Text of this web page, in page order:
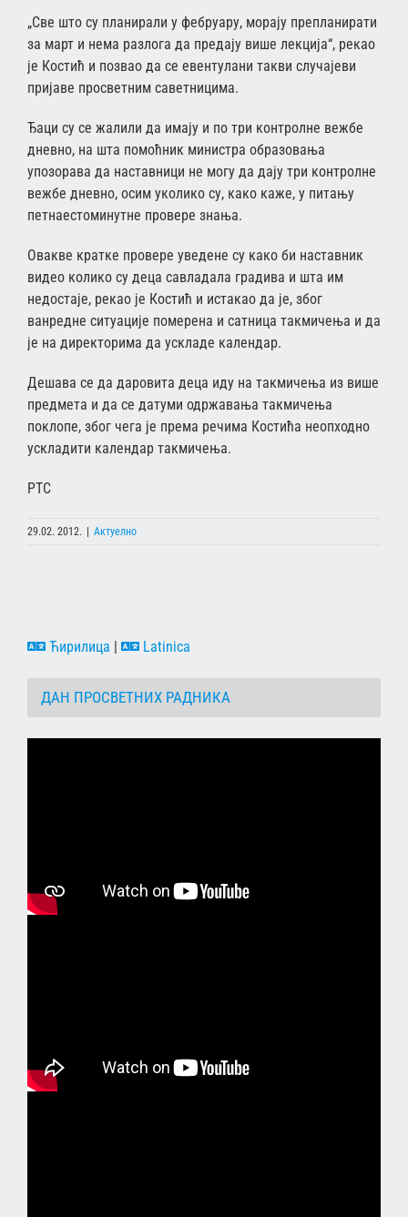
„Све што су планирали у фебруару, морају препланирати
за март и нема разлога да предају више лекција“, рекао
је Костић и позвао да се евентулани такви случајеви
пријаве просветним саветницима.
Ђаци су се жалили да имају и по три контролне вежбе
дневно, на шта помоћник министра образовања
упозорава да наставници не могу да дају три контролне
вежбе дневно, осим уколико су, како каже, у питању
петнаестоминутне провере знања.
Овакве кратке провере уведене су како би наставник
видео колико су деца савладала градива и шта им
недостаје, рекао је Костић и истакао да је, због
ванредне ситуације померена и сатница такмичења и да
је на директорима да ускладе календар.
Дешава се да даровита деца иду на такмичења из више
предмета и да се датуми одржавања такмичења
поклопе, због чега је према речима Костића неопходно
ускладити календар такмичења.
РТС
29.02. 2012. | Актуелно
Ћирилица | Latinica
ДАН ПРОСВЕТНИХ РАДНИКА